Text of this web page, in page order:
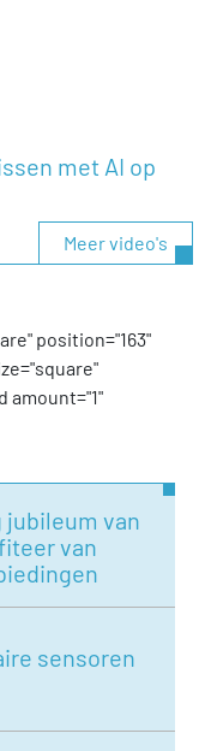
met AI op
Meer video's
position="163"
amount="1"
jubileum van
van
sensoren